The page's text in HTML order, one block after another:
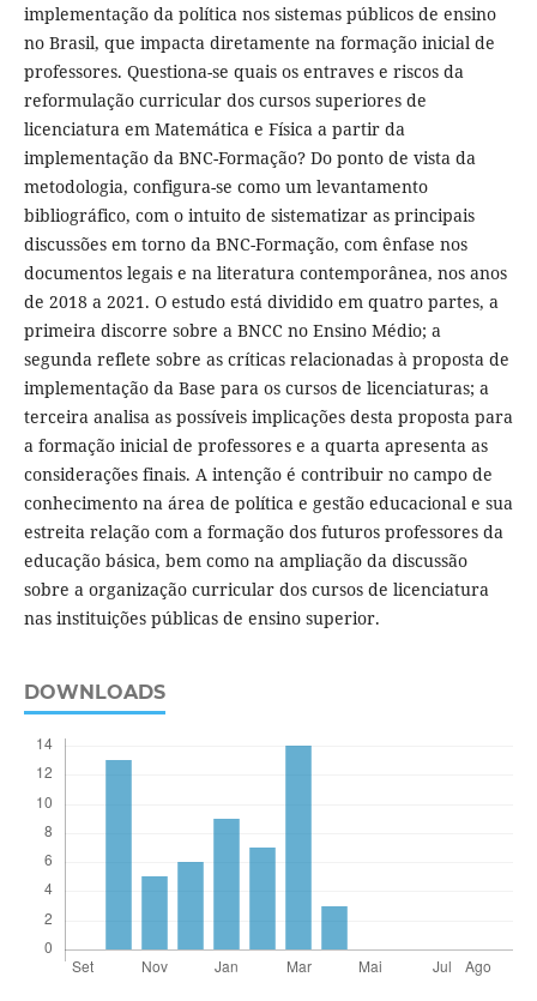
implementação da política nos sistemas públicos de ensino
no Brasil, que impacta diretamente na formação inicial de
professores. Questiona-se quais os entraves e riscos da
reformulação curricular dos cursos superiores de
licenciatura em Matemática e Física a partir da
implementação da BNC-Formação? Do ponto de vista da
metodologia, configura-se como um levantamento
bibliográfico, com o intuito de sistematizar as principais
discussões em torno da BNC-Formação, com ênfase nos
documentos legais e na literatura contemporânea, nos anos
de 2018 a 2021. O estudo está dividido em quatro partes, a
primeira discorre sobre a BNCC no Ensino Médio; a
segunda reflete sobre as críticas relacionadas à proposta de
implementação da Base para os cursos de licenciaturas; a
terceira analisa as possíveis implicações desta proposta para
a formação inicial de professores e a quarta apresenta as
considerações finais. A intenção é contribuir no campo de
conhecimento na área de política e gestão educacional e sua
estreita relação com a formação dos futuros professores da
educação básica, bem como na ampliação da discussão
sobre a organização curricular dos cursos de licenciatura
nas instituições públicas de ensino superior.
DOWNLOADS